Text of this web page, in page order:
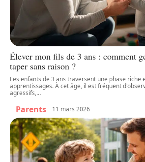
Élever mon fils de 3 ans : comment
taper sans raison ?
Les enfants de 3 ans traversent une phase riche
apprentissages. À cet âge, il est fréquent
agressifs,…
Parents 11 mars 2026